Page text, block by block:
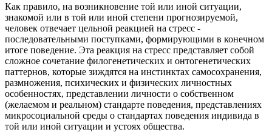
Как правило, на возникновение той или иной ситуации,
знакомой или в той или иной степени прогнозируемой,
человек отвечает цельной реакцией на стресс -
последовательными поступками, формирующими в конечном
итоге поведение. Эта реакция на стресс представляет собой
сложное сочетание филогенетических и онтогенетических
паттернов, которые зиждятся на инстинктах самосохранения,
размножения, психических и физических личностных
особенностях, представлении личности о собственном
(желаемом и реальном) стандарте поведения, представлениях
микросоциальной среды о стандартах поведения индивида в
той или иной ситуации и устоях общества.